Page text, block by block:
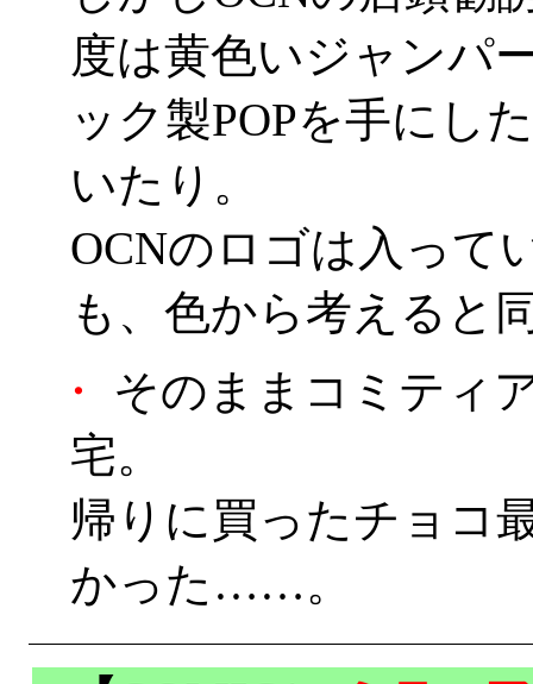
度は黄色いジャンパ
ック製POPを手にし
いたり。
OCNのロゴは入って
も、色から考えると
・
そのままコミティ
宅。
帰りに買ったチョコ
かった……。